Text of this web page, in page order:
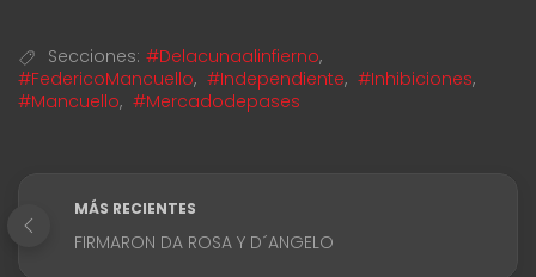
Secciones: #Delacunaalinfierno,
#FedericoMancuello, #Independiente, #Inhibiciones,
#Mancuello, #Mercadodepases
MÁS RECIENTES
FIRMARON DA ROSA Y D´ANGELO